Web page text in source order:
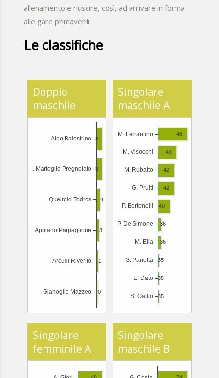
allenamento e riuscire, così, ad arrivare in forma
alle gare primaverili.
Le classifiche
Doppio
maschile
. Gianoglio Mazzeo
. Arcudi Riverito
. Appiano Parpaglione
. Queirolo Todros
. Martoglio Pregnolato
. Aleo Balestrino
0
1
3
4
8
8
Singolare
maschile A
S. Gallio
E. Dato
S. Panetta
M. Elia
P. De Simone
P. Bertonelli
G. Pruiti
M. Rubatto
M. Visocchi
M. Ferrantino
35
35
35
36
36
40
42
42
43
48
Singolare
femminile A
Singolare
maschile B